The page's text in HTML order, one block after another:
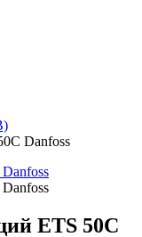
Danfoss
ETS 50C